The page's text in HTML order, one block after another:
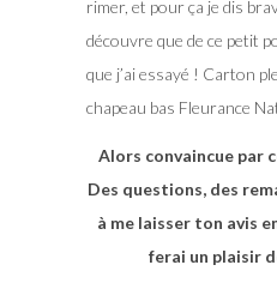
rimer, et pour ça je dis
découvre que de ce petit
que j’ai essayé ! Carton
chapeau bas Fleurance
Alors convaincue par
Des questions, des
à me laisser ton avis
ferai un plaisir